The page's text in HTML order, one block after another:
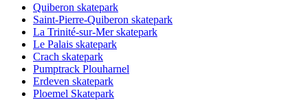
Quiberon skatepark
Saint-Pierre-Quiberon skatepark
La Trinité-sur-Mer skatepark
Le Palais skatepark
Crach skatepark
Pumptrack Plouharnel
Erdeven skatepark
Ploemel Skatepark